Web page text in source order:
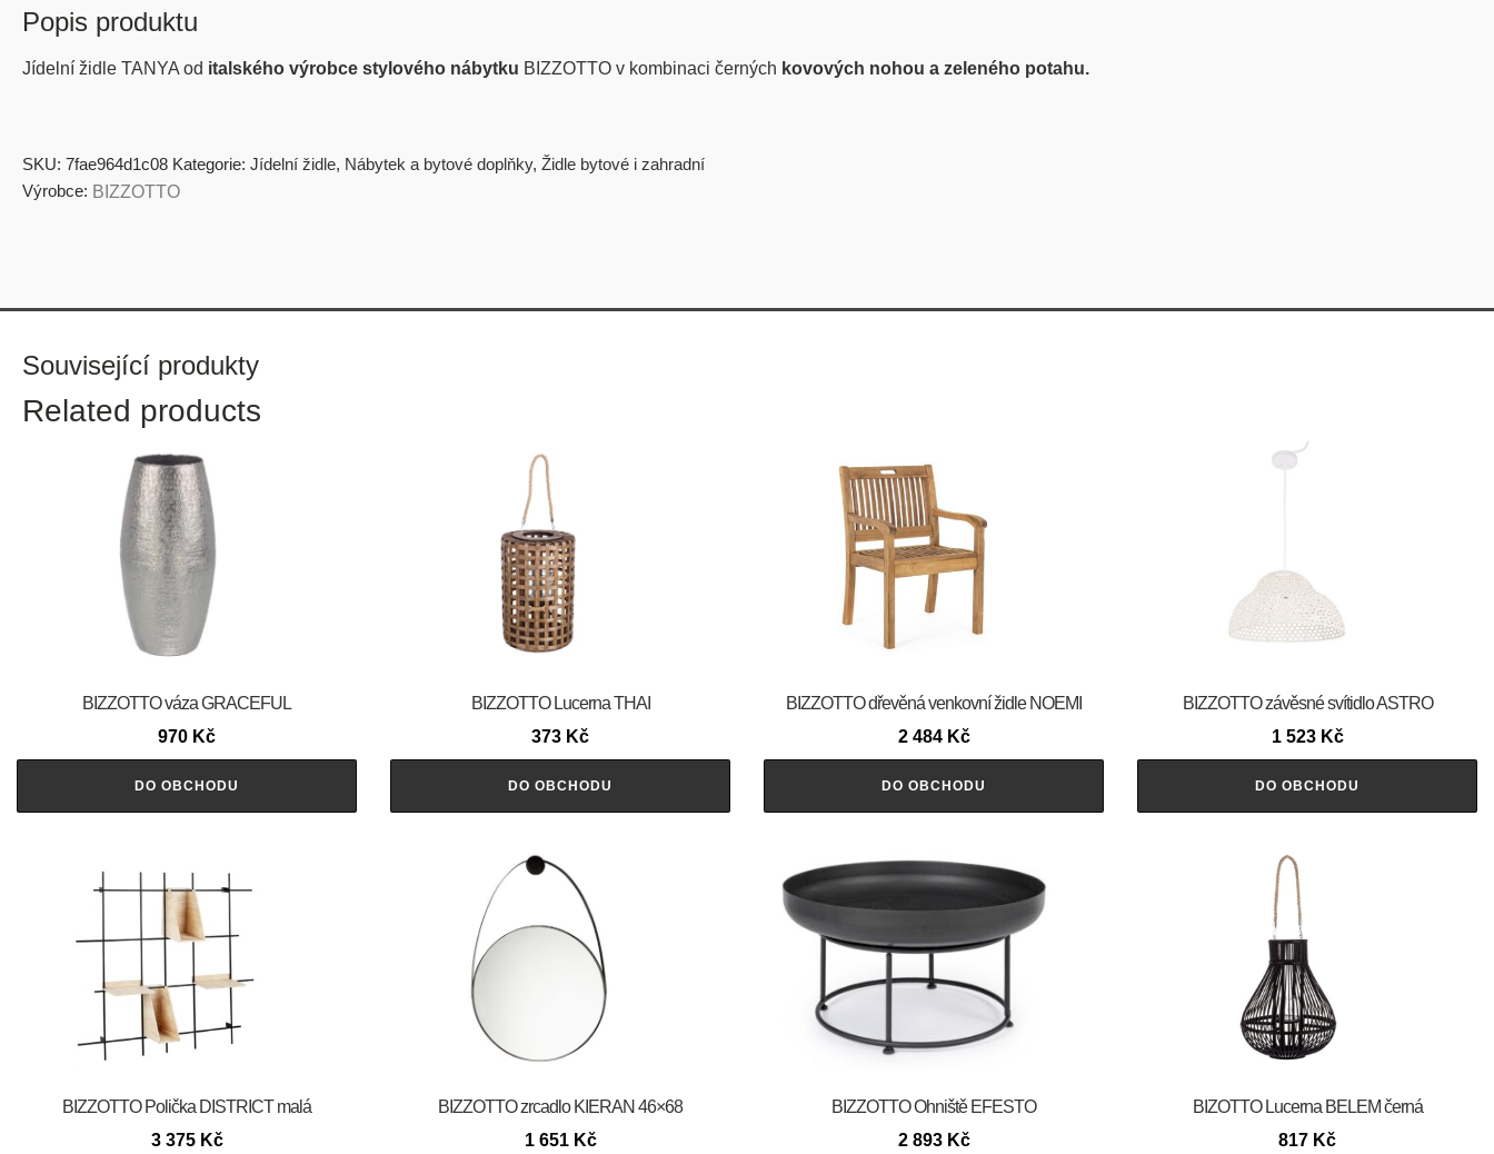
Popis produktu
Jídelní židle TANYA od italského výrobce stylového nábytku BIZZOTTO v kombinaci černých kovových nohou a zeleného potahu.
SKU: 7fae964d1c08 Kategorie: Jídelní židle, Nábytek a bytové doplňky, Židle bytové i zahradní
Výrobce: BIZZOTTO
Související produkty
Related products
BIZZOTTO váza GRACEFUL
970 Kč
DO OBCHODU
BIZZOTTO Lucerna THAI
373 Kč
DO OBCHODU
BIZZOTTO dřevěná venkovní židle NOEMI
2 484 Kč
DO OBCHODU
BIZZOTTO závěsné svítidlo ASTRO
1 523 Kč
DO OBCHODU
BIZZOTTO Polička DISTRICT malá
3 375 Kč
BIZZOTTO zrcadlo KIERAN 46×68
1 651 Kč
BIZZOTTO Ohniště EFESTO
2 893 Kč
BIZOTTO Lucerna BELEM černá
817 Kč